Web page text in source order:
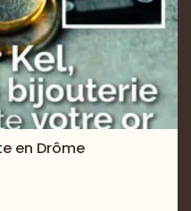
en Drôme